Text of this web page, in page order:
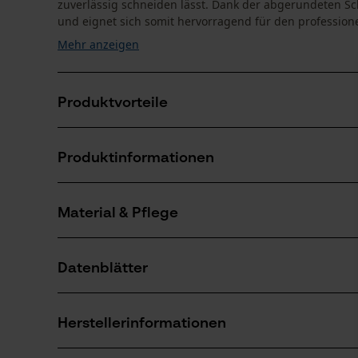
zuverlässig schneiden lässt. Dank der abgerundeten
und eignet sich somit hervorragend für den
Mehr anzeigen
Produktvorteile
Schneidkanten mit kleinem Radius für schnelles
Durch die Öllochbohrungen im Treibglied
Produktinformationen
Produktdetails
Sägen
Anzahl Teile
1 Stk
Material & Pflege
Material
Stahl
Datenblätter
Herstellerinformationen